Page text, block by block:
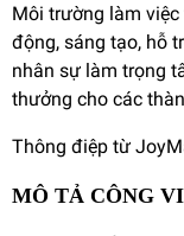
Môi trường làm
động, sáng tạo, hỗ
nhân sự làm trọng
thưởng cho các
Thông điệp từ
MÔ TẢ CÔNG